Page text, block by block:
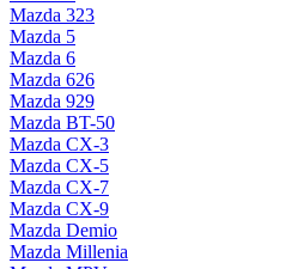
Mazda 323
Mazda 5
Mazda 6
Mazda 626
Mazda 929
Mazda BT-50
Mazda CX-3
Mazda CX-5
Mazda CX-7
Mazda CX-9
Mazda Demio
Mazda Millenia